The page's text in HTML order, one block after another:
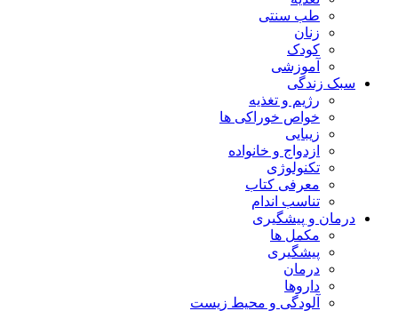
طب سنتی
زنان
کودک
آموزشی
سبک زندگی
رژیم و تغذیه
خواص خوراکی ها
زیبایی
ازدواج و خانواده
تکنولوژی
معرفی کتاب
تناسب اندام
درمان و پیشگیری
مکمل ها
پیشگیری
درمان
داروها
آلودگی و محیط زیست